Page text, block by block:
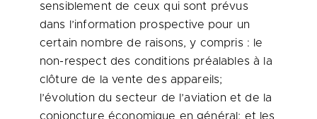
sensiblement de ceux qui sont prévus
dans l’information prospective pour un
certain nombre de raisons, y compris : le
non-respect des conditions préalables à la
clôture de la vente des appareils;
l’évolution du secteur de l’aviation et de la
conjoncture économique en général; et les